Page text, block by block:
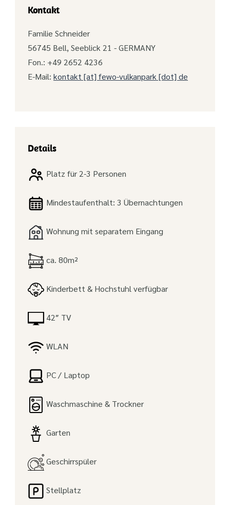
Kontakt
Familie Schneider
56745 Bell, Seeblick 21 - GERMANY
Fon.: +49 2652 4236
E-Mail: kontakt [at] fewo-vulkanpark [dot] de
Details
Platz für 2-3 Personen
Mindestaufenthalt: 3 Übernachtungen
Wohnung mit separatem Eingang
ca. 80m²
Kinderbett & Hochstuhl verfügbar
42″ TV
WLAN
PC / Laptop
Waschmaschine & Trockner
Garten
Geschirrspüler
Stellplatz